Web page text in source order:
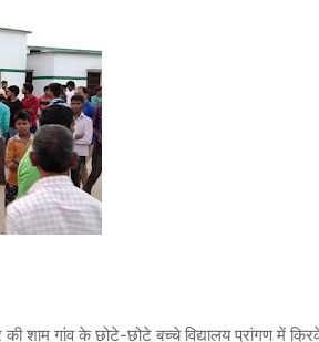
की शाम गांव के छोटे-छोटे बच्चे विद्यालय प्रांगण में